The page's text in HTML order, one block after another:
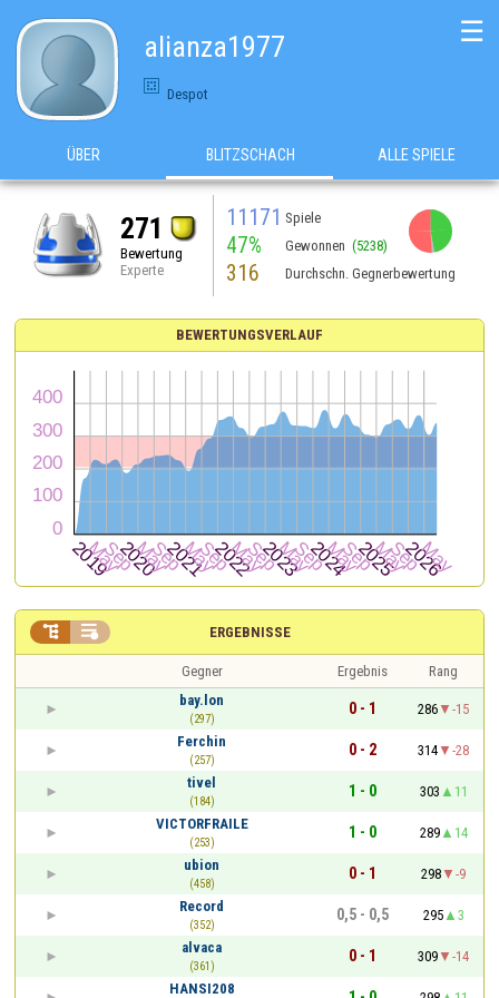
alianza1977
Despot
☰
ÜBER BLITZSCHACH ALLE SPIELE
271
Bewertung
Experte
11171 Spiele
47% Gewonnen (5238)
316 Durchschn. Gegnerbewertung
BEWERTUNGSVERLAUF
ERGEBNISSE
 
Gegner Ergebnis
Rang
bay.lon
(297)
0 - 1 286
-15
Ferchin
(257)
0 - 2 314
-28
tivel
(184)
1 - 0 303
11
VICTORFRAILE
(253)
1 - 0 289
14
ubion
(458)
0 - 1 298
-9
Record
(352)
0,5 - 0,5 295
3
alvaca
(361)
0 - 1 309
-14
HANSI208